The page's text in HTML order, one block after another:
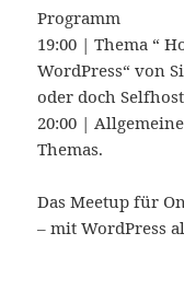
Programm
19:00 | Thema “
WordPress“ von
oder doch
20:00 |
Themas.
Das Meetup für
– mit WordPress